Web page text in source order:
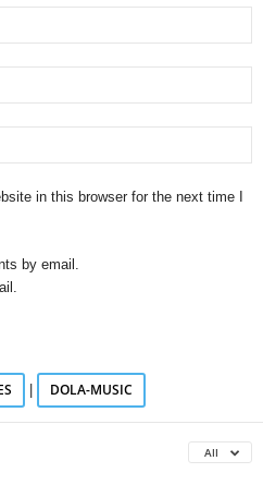
in this browser for the next time I
by email.
DOLA-MUSIC
All